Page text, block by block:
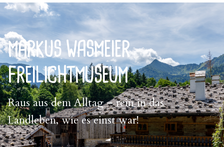
MARKUS WASMEIER
FREILICHTMUSEUM
Raus aus dem Alltag – rein in das
Landleben, wie es einst war!